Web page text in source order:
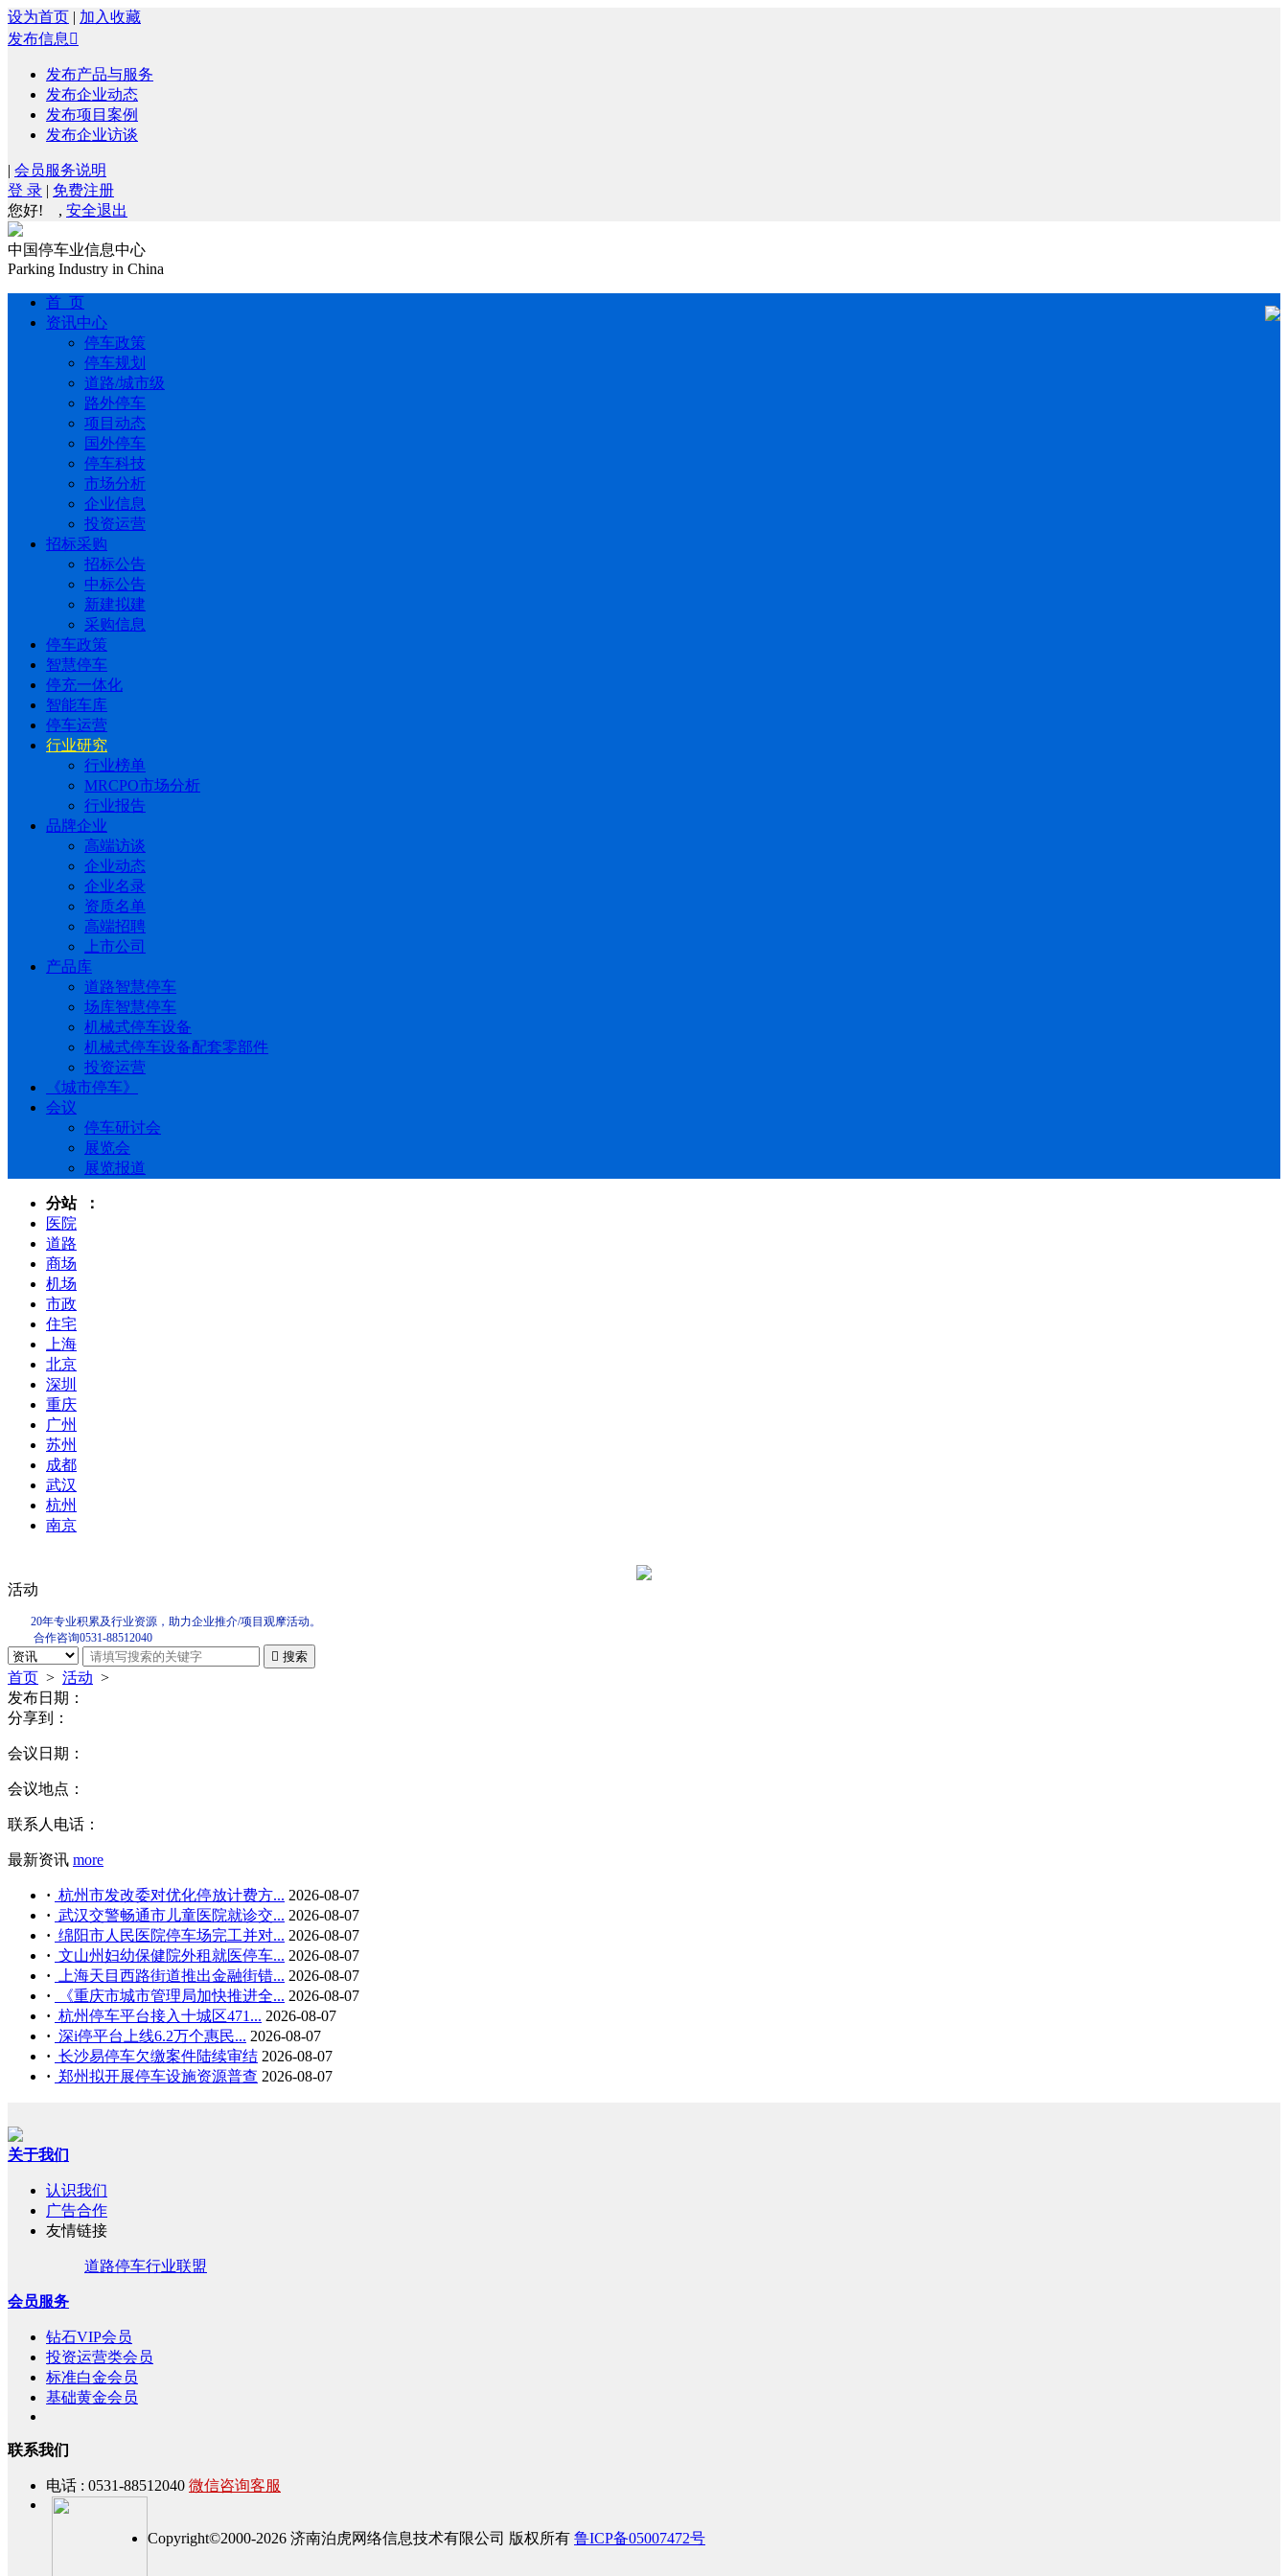
设为首页 | 加入收藏
发布信息 
发布产品与服务
发布企业动态
发布项目案例
发布企业访谈
| 会员服务说明
登 录 | 免费注册
您好!
, 安全退出
中国停车业信息中心
Parking Industry in China
首 页
资讯中心
停车政策
停车规划
道路/城市级
路外停车
项目动态
国外停车
停车科技
市场分析
企业信息
投资运营
招标采购
招标公告
中标公告
新建拟建
采购信息
停车政策
智慧停车
停充一体化
智能车库
停车运营
行业研究
行业榜单
MRCPO市场分析
行业报告
品牌企业
高端访谈
企业动态
企业名录
资质名单
高端招聘
上市公司
产品库
道路智慧停车
场库智慧停车
机械式停车设备
机械式停车设备配套零部件
投资运营
《城市停车》
会议
停车研讨会
展览会
展览报道
分站 ：
医院
道路
商场
机场
市政
住宅
上海
北京
深圳
重庆
广州
苏州
成都
武汉
杭州
南京
活动
20年专业积累及行业资源，助力企业推介/项目观摩活动。
合作咨询0531-88512040
 搜索
首页 > 活动 >
发布日期：
分享到：
会议日期：
会议地点：
联系人电话：
最新资讯 more
· 杭州市发改委对优化停放计费方... 2026-08-07
· 武汉交警畅通市儿童医院就诊交... 2026-08-07
· 绵阳市人民医院停车场完工并对... 2026-08-07
· 文山州妇幼保健院外租就医停车... 2026-08-07
·
上海天目西路街道推出金融街错... 2026-08-07
·
《重庆市城市管理局加快推进全... 2026-08-07
· 杭州停车平台接入十城区471... 2026-08-07
· 深i停平台上线6.2万个惠民... 2026-08-07
· 长沙易停车欠缴案件陆续审结 2026-08-07
· 郑州拟开展停车设施资源普查 2026-08-07
关于我们
认识我们
广告合作
友情链接
道路停车行业联盟
会员服务
钻石VIP会员
投资运营类会员
标准白金会员
基础黄金会员
联系我们
电话 : 0531-88512040 微信咨询客服
Copyright©2000-2026 济南泊虎网络信息技术有限公司 版权所有 鲁ICP备05007472号